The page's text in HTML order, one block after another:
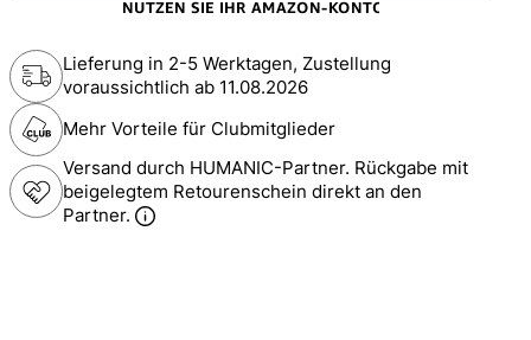
Lieferung in 2-5 Werktagen, Zustellung
voraussichtlich ab 11.08.2026
Mehr Vorteile für Clubmitglieder
Versand durch HUMANIC-Partner. Rückgabe mit
beigelegtem Retourenschein direkt an den
Partner.